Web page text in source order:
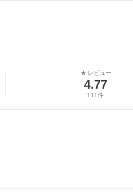
★ レビュー
4.77
111件